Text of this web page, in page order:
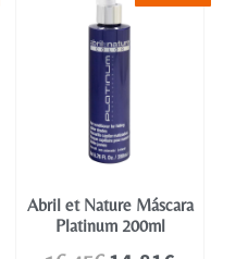
Abril et Nature Máscara
Platinum 200ml